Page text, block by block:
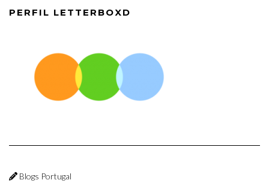
PERFIL LETTERBOXD
Blogs Portugal